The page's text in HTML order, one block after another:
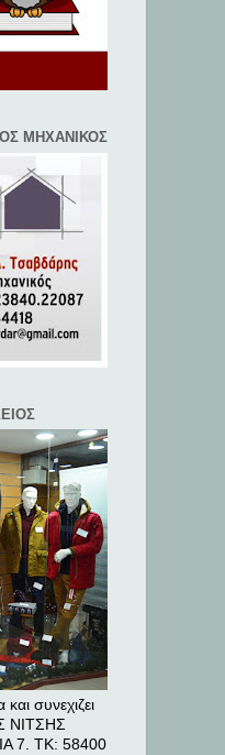
ΜΗΧΑΝΙΚΟΣ
συνεχιζει
ΝΙΤΣΗΣ
7. ΤΚ: 58400